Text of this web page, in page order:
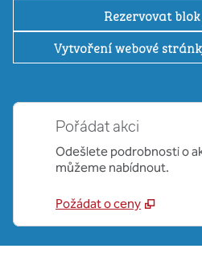
Rezervovat
Vytvoření webové
Pořádat akci
Odešlete podrobnosti o
můžeme nabídnout.
Požádat o ceny